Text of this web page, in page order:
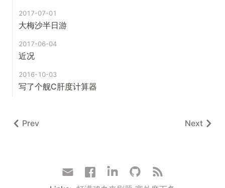
2017-07-01
大梅沙半日游
2017-06-04
近况
2016-10-03
写了个舰C肝度计算器
Prev Next